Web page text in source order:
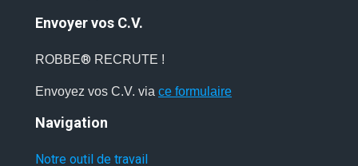
Envoyer vos C.V.
ROBBE® RECRUTE !
Envoyez vos C.V. via ce formulaire
Navigation
Notre outil de travail